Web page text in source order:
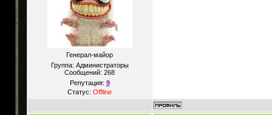
Генерал-майор
Группа: Администраторы
Сообщений: 268
Репутация: 9
Статус: Offline